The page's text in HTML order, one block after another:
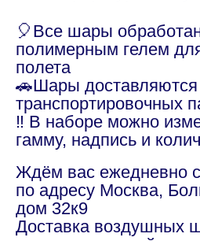
🎈Все шары
полимерным гелем
полета
🚗Шары
транспортировочных
‼️ В наборе можно
гамму, надпись и
Ждём вас ежедневно
по адресу Москва,
дом 32к9
Доставка воздушных